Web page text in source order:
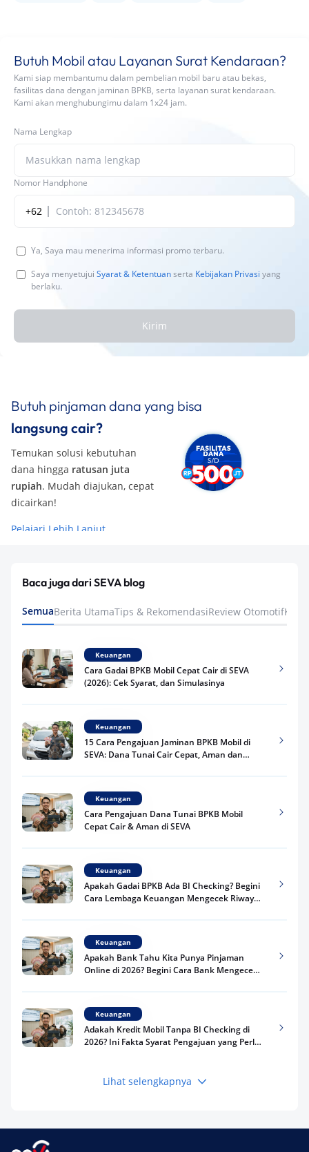
Butuh Mobil atau Layanan Surat Kendaraan?
Kami siap membantumu dalam pembelian mobil baru atau bekas,
fasilitas dana dengan jaminan BPKB, serta layanan surat kendaraan.
Kami akan menghubungimu dalam 1x24 jam.
Nama Lengkap
Nomor Handphone
+62
Ya, Saya mau menerima informasi promo terbaru.
Saya menyetujui Syarat & Ketentuanserta Kebijakan Privasi yang
berlaku.
Kirim
Butuh pinjaman dana yang bisa
langsung cair?
Temukan solusi kebutuhan
dana hingga ratusan juta
rupiah. Mudah diajukan, cepat
dicairkan!
Pelajari Lebih Lanjut
Baca juga dari SEVA blog
SemuaBerita UtamaTips & RekomendasiReview Otomotif
Keuangan
Cara Gadai BPKB Mobil Cepat Cair di SEVA
(2026): Cek Syarat, dan Simulasinya
Keuangan
15 Cara Pengajuan Jaminan BPKB Mobil di
SEVA: Dana Tunai Cair Cepat, Aman dan
Keuangan
Cara Pengajuan Dana Tunai BPKB Mobil
Cepat Cair & Aman di SEVA
Keuangan
Apakah Gadai BPKB Ada BI Checking? Begini
Cara Lembaga Keuangan Mengecek Riwayat
Keuangan
Apakah Bank Tahu Kita Punya Pinjaman
Online di 2026? Begini Cara Bank Mengecek
Keuangan
Adakah Kredit Mobil Tanpa BI Checking di
2026? Ini Fakta Syarat Pengajuan yang Perlu
Keuangan
Terpercaya
Lihat selengkapnya